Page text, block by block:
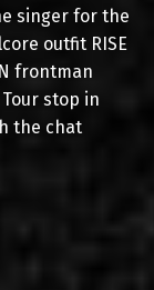
singer for the
outfit RISE
frontman
stop in
the chat